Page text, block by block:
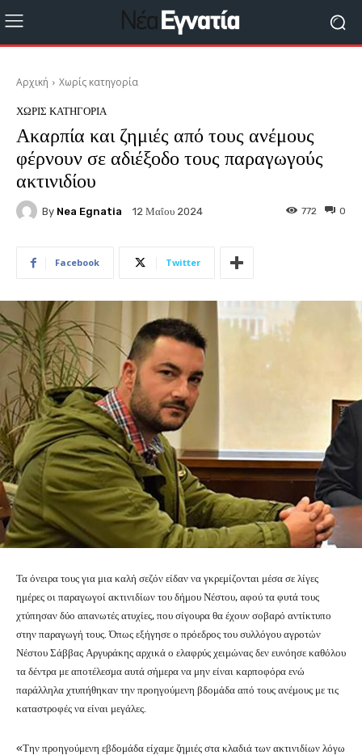
Αρχική Χωρίς κατηγορία
ΧΩΡΊΣ ΚΑΤΗΓΟΡΊΑ
Ακαρπία και ζημιές από τους ανέμους
φέρνουν σε αδιέξοδο τους παραγωγούς
ακτινιδίου
By Nea Egnatia 12 Μαΐου 2024 0
772
Facebook Twitter
Τα όνειρα τους για μια καλή σεζόν είδαν να γκρεμίζονται μέσα σε λίγες
ημέρες οι παραγωγοί ακτινιδίων του δήμου Νέστου, αφού τα φυτά τους
χτύπησαν δύο απανωτές ατυχίες, που σίγουρα θα έχουν σοβαρό αντίκτυπο
στην παραγωγή τους. Όπως εξήγησε ο πρόεδρος του συλλόγου αγροτών
Νέστου Σάββας Αργυράκης αρχικά ο ελαφρύς χειμώνας δεν ευνόησε καθόλου
τα δέντρα με αποτέλεσμα αυτά σήμερα να μην είναι καρποφόρα ενώ
παράλληλα χτυπήθηκαν την προηγούμενη βδομάδα από τους ανέμους με τις
καταστροφές να είναι μεγάλες.
«Την προηγούμενη εβδομάδα είχαμε ζημιές στα κλαδιά των ακτινιδίων λόγω